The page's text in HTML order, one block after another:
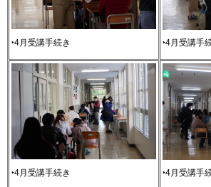
‣4月受講手続き ‣4月受講手
‣4月受講手続き ‣4月受講手